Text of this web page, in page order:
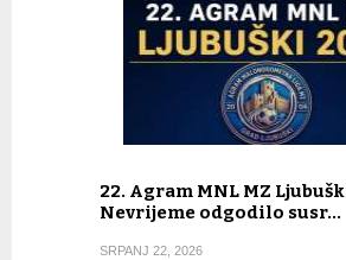
22. Agram MNL MZ
Nevrijeme odgodilo susr…
SRPANJ 22, 2026